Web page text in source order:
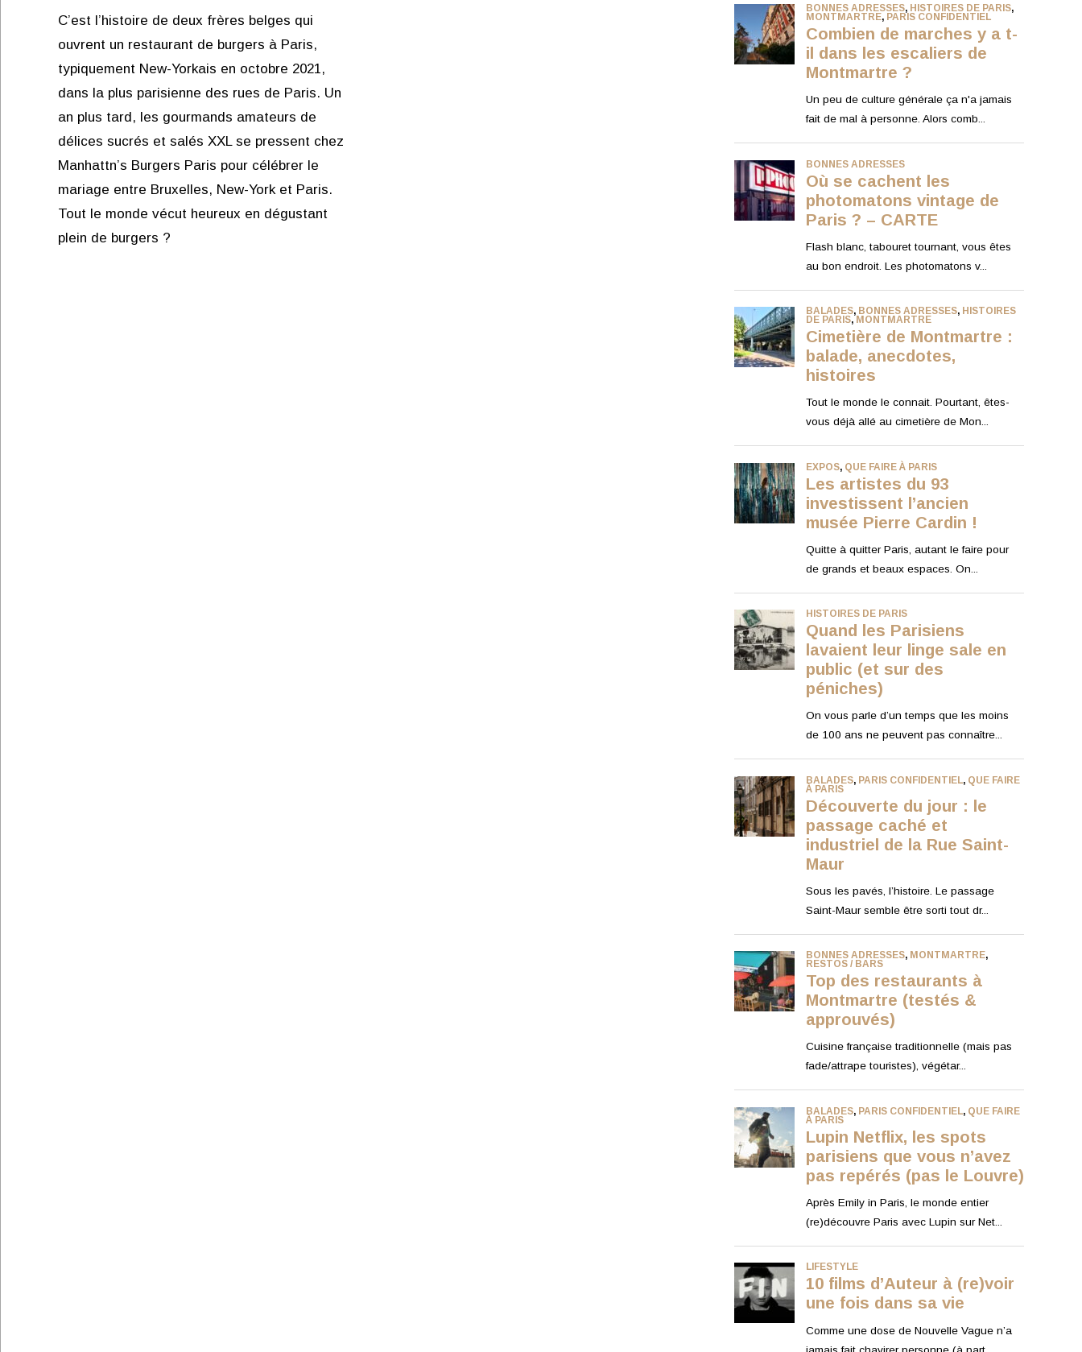
C’est l’histoire de deux frères belges qui
ouvrent un restaurant de burgers à Paris,
typiquement New-Yorkais en octobre 2021,
dans la plus parisienne des rues de Paris. Un
an plus tard, les gourmands amateurs de
délices sucrés et salés XXL se pressent chez
Manhattn’s Burgers Paris pour célébrer le
mariage entre Bruxelles, New-York et Paris.
Tout le monde vécut heureux en dégustant
plein de burgers ?